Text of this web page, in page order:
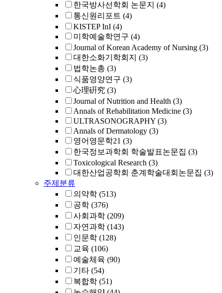
한국방사선학회 논문지 (4)
통신원리포트 (4)
KISTEP InI (4)
미학예술학연구 (4)
Journal of Korean Academy of Nursing (3)
대한소화기학회지 (3)
법학논총 (3)
식품영양연구 (3)
心理硏究 (3)
Journal of Nutrition and Health (3)
Annals of Rehabilitation Medicine (3)
ULTRASONOGRAPHY (3)
Annals of Dermatology (3)
영어영문학21 (3)
한국정보과학회 학술발표논문집 (3)
Toxicological Research (3)
대한산업공학회 춘계학술대회논문집 (3)
주제분류
의약학 (513)
공학 (376)
사회과학 (209)
자연과학 (143)
인문학 (128)
교육 (106)
예술체육 (90)
기타 (54)
복합학 (51)